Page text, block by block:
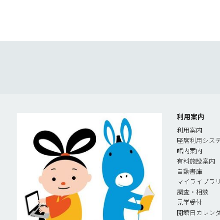
利用案内
利用案内
座席利用シス
館内案内
有料施設案内
自動書庫
マイライブラ
調査・相談
見学受付
開館日カレン